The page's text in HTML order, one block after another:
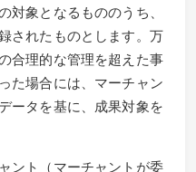
対象となるもののうち、
されたものとします。万
合理的な管理を超えた事
た場合には、マーチャン
ータを基に、成果対象を
ント（マーチャントが委